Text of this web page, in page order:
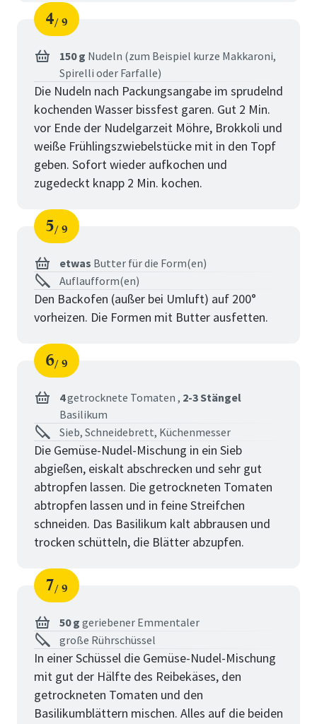
Schritt
4
von
9
150 g Nudeln (zum Beispiel kurze Makkaroni,
Spirelli oder Farfalle)
Die Nudeln nach Packungsangabe im sprudelnd
kochenden Wasser bissfest garen. Gut 2 Min.
vor Ende der Nudelgarzeit Möhre, Brokkoli und
weiße Frühlingszwiebelstücke mit in den Topf
geben. Sofort wieder aufkochen und
zugedeckt knapp 2 Min. kochen.
Schritt
5
von
9
etwas Butter für die Form(en)
Auflaufform(en)
Den Backofen (außer bei Umluft) auf 200°
vorheizen. Die Formen mit Butter ausfetten.
Schritt
6
von
9
4getrocknete Tomaten , 2-3 Stängel
Basilikum
Sieb, Schneidebrett, Küchenmesser
Die Gemüse-Nudel-Mischung in ein Sieb
abgießen, eiskalt abschrecken und sehr gut
abtropfen lassen. Die getrockneten Tomaten
abtropfen lassen und in feine Streifchen
schneiden. Das Basilikum kalt abbrausen und
trocken schütteln, die Blätter abzupfen.
Schritt
7
von
9
50 g geriebener Emmentaler
große Rührschüssel
In einer Schüssel die Gemüse-Nudel-Mischung
mit gut der Hälfte des Reibekäses, den
getrockneten Tomaten und den
Basilikumblättern mischen. Alles auf die beiden